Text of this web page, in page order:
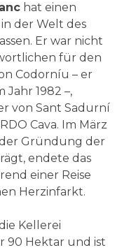
hat einen
der Welt des
Er war nicht
für den
Codorníu – er
1982 –,
von Sant Sadurní
Cava. Im März
Gründung der
endete das
einer Reise
Herzinfarkt.
Kellerei
90 Hektar und ist